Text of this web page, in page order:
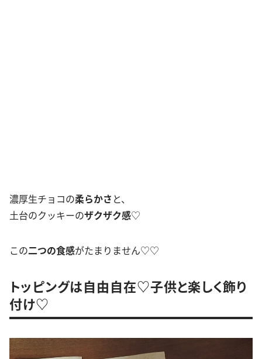
濃厚生チョコの柔らかさ と、
土台のクッキーのザクザク感♡
この二つの食感がたまりません♡♡
トッピングは自由自在♡子供と楽しく飾り
付け♡